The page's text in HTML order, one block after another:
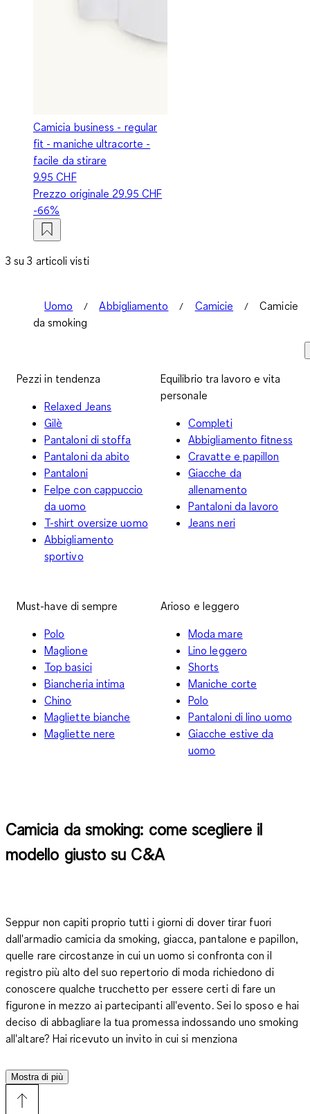
Camicia business - regular
fit - maniche ultracorte -
facile da stirare
9.95 CHF
Prezzo originale 29.95 CHF
-66%
3 su 3 articoli visti
Uomo Abbigliamento Camicie
Camicie
da smoking
Pezzi in tendenza
Relaxed Jeans
Gilè
Pantaloni di stoffa
Pantaloni da abito
Pantaloni
Felpe con cappuccio
da uomo
T-shirt oversize uomo
Abbigliamento
sportivo
Equilibrio tra lavoro e vita
personale
Completi
Abbigliamento fitness
Cravatte e papillon
Giacche da
allenamento
Pantaloni da lavoro
Jeans neri
Must-have di sempre
Polo
Maglione
Top basici
Biancheria intima
Chino
Magliette bianche
Magliette nere
Arioso e leggero
Moda mare
Lino leggero
Shorts
Maniche corte
Polo
Pantaloni di lino uomo
Giacche estive da
uomo
Camicia da smoking: come scegliere il
modello giusto su C&A
Seppur non capiti proprio tutti i giorni di dover tirar fuori
dall'armadio camicia da smoking, giacca, pantalone e papillon,
quelle rare circostanze in cui un uomo si confronta con il
registro più alto del suo repertorio di moda richiedono di
conoscere qualche trucchetto per essere certi di fare un
figurone in mezzo ai partecipanti all'evento. Sei lo sposo e hai
deciso di abbagliare la tua promessa indossando uno smoking
all'altare? Hai ricevuto un invito in cui si menziona
indietro e accetta la sfida a suon d'eleganza al maschile!
Optando per le combinazioni ottimali tra camicia da smoking,
pantalone da completo e giacca formale, ottieni un look da
Mostra di più